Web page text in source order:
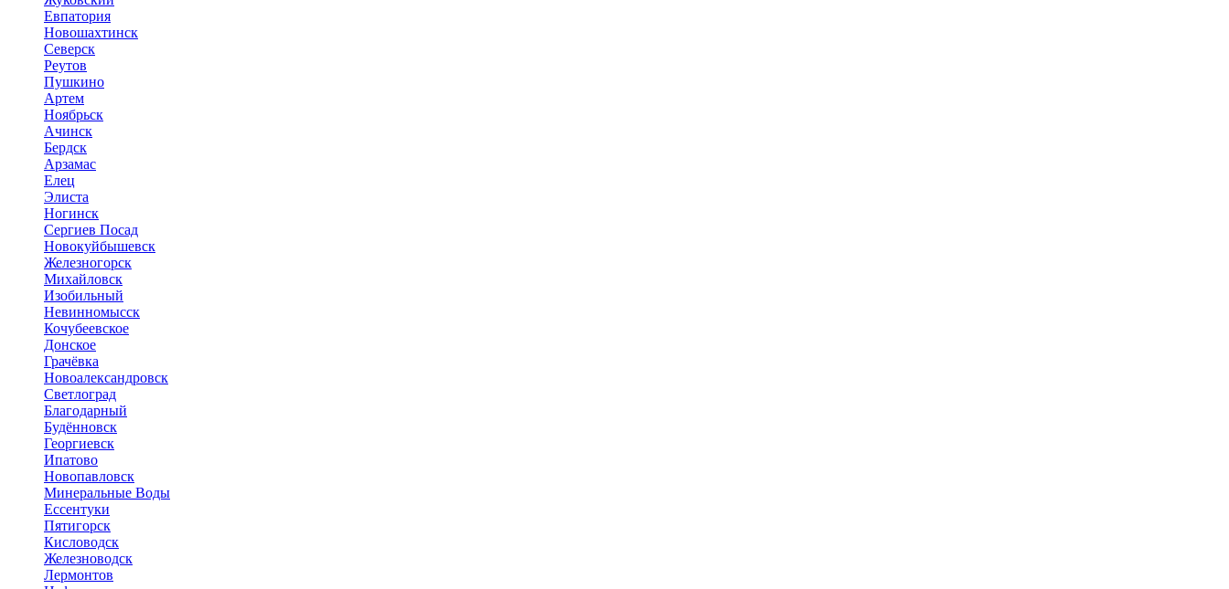
Евпатория
Новошахтинск
Северск
Реутов
Пушкино
Артем
Ноябрьск
Ачинск
Бердск
Арзамас
Елец
Элиста
Ногинск
Сергиев Посад
Новокуйбышевск
Железногорск
Михайловск
Изобильный
Невинномысск
Кочубеевское
Донское
Грачёвка
Новоалександровск
Светлоград
Благодарный
Будённовск
Георгиевск
Ипатово
Новопавловск
Минеральные Воды
Ессентуки
Пятигорск
Кисловодск
Железноводск
Лермонтов